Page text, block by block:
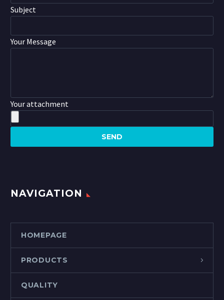
Subject
Your Message
Your attachment
NAVIGATION
HOMEPAGE
PRODUCTS
QUALITY